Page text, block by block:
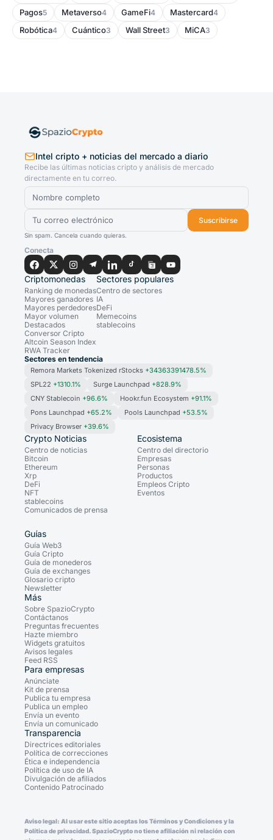
Pagos5 Metaverso4 GameFi4 Mastercard4
Robótica4 Cuántico3 Wall Street3 MiCA3
Intel cripto + noticias del mercado a diario
Recibe las últimas noticias cripto y análisis de mercado
directamente en tu correo.
Suscribirse
Sin spam. Cancela cuando quieras.
Conecta
Criptomonedas
Ranking de monedas
Mayores ganadores
Mayores perdedores
Mayor volumen
Destacados
Conversor Cripto
Altcoin Season Index
RWA Tracker
Sectores populares
Centro de sectores
IA
DeFi
Memecoins
stablecoins
Sectores en tendencia
Remora Markets Tokenized rStocks +34363391478.5%
SPL22 +1310.1% Surge Launchpad +828.9%
CNY Stablecoin +96.6% Hookr.fun Ecosystem +91.1%
Pons Launchpad +65.2% Pools Launchpad +53.5%
Privacy Browser +39.6%
Crypto Noticias
Centro de noticias
Bitcoin
Ethereum
Xrp
DeFi
NFT
stablecoins
Comunicados de prensa
Ecosistema
Centro del directorio
Empresas
Personas
Productos
Empleos Cripto
Eventos
Guías
Guía Web3
Guía Cripto
Guía de monederos
Guía de exchanges
Glosario cripto
Newsletter
Más
Sobre SpazioCrypto
Contáctanos
Preguntas frecuentes
Hazte miembro
Widgets gratuitos
Avisos legales
Feed RSS
Para empresas
Anúnciate
Kit de prensa
Publica tu empresa
Publica un empleo
Envía un evento
Envía un comunicado
Transparencia
Directrices editoriales
Política de correcciones
Ética e independencia
Política de uso de IA
Divulgación de afiliados
Contenido Patrocinado
Aviso legal: Al usar este sitio aceptas los Términos y Condiciones y la
Política de privacidad. SpazioCrypto no tiene afiliación ni relación con